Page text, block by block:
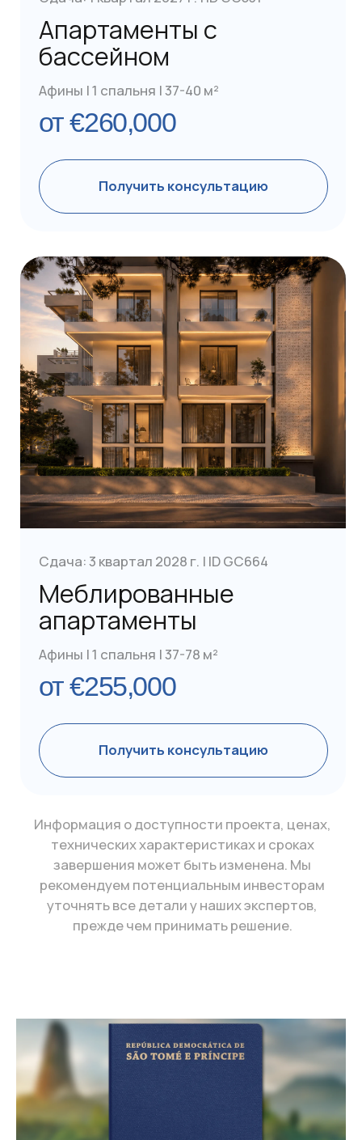
Готовы начать свой
путь к получению
«золотой визы»
Греции?
Узнайте, как получить ВНЖ в срок от 4
Получить консультацию
Zeppou 33,
Glyfada 16675
Athens, Greece
НАВИГАЦИЯ
Стоимость
Условия
Безвизовые направления
Второй паспорт
НЕДВИЖИМОСТЬ
Каталог
Объекты от €250,000
Объекты от €400,000
Объекты от €800,000
+302 112 340 656
© 2006-2026 Все права защищены